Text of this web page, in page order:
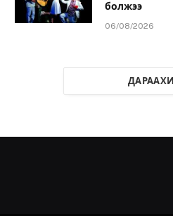
болжээ
06/08/2026
ДАРААХИ